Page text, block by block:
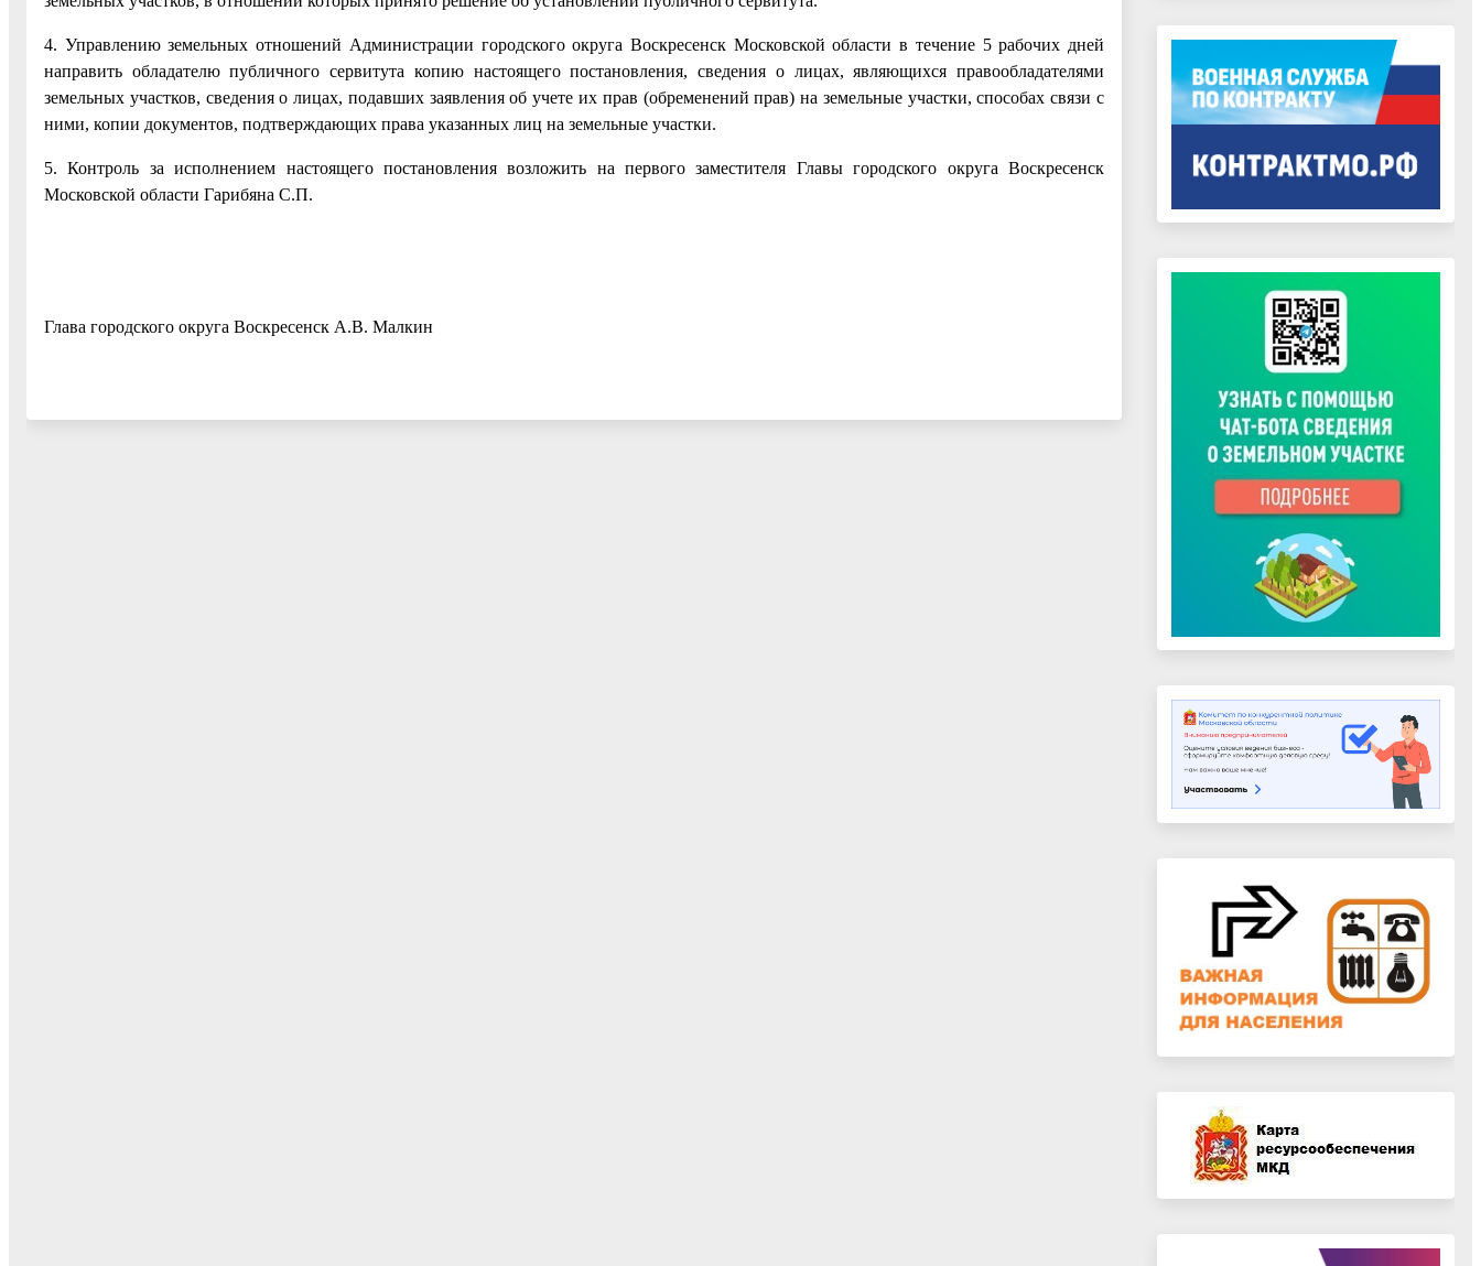
4. Управлению земельных отношений Администрации городского округа Воскресенск Московской области в течение 5 рабочих дней
направить обладателю публичного сервитута копию настоящего постановления, сведения о лицах, являющихся правообладателями
земельных участков, сведения о лицах, подавших заявления об учете их прав (обременений прав) на земельные участки, способах связи с
ними, копии документов, подтверждающих права указанных лиц на земельные участки.
5. Контроль за исполнением настоящего постановления возложить на первого заместителя Главы городского округа Воскресенск
Московской области Гарибяна С.П.
Глава городского округа Воскресенск А.В. Малкин